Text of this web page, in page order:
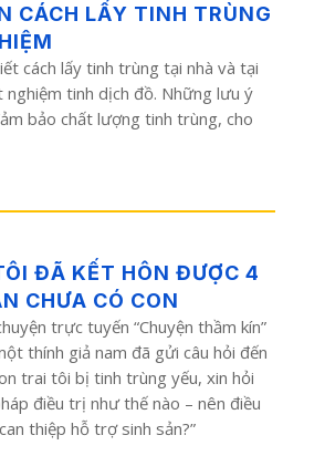
CÁCH LẤY TINH TRÙNG
cách lấy tinh trùng tại nhà và tại
nghiệm tinh dịch đồ. Những lưu ý
bảo chất lượng tinh trùng, cho
ĐÃ KẾT HÔN ĐƯỢC 4
CHƯA CÓ CON
trực tuyến “Chuyện thầm kín”
thính giả nam đã gửi câu hỏi đến
trai tôi bị tinh trùng yếu, xin hỏi
điều trị như thế nào – nên điều
thiệp hỗ trợ sinh sản?”